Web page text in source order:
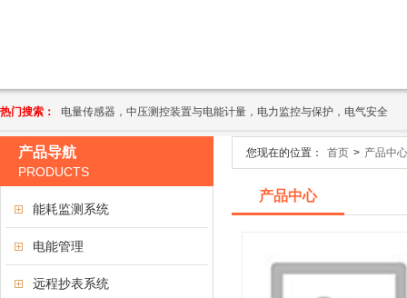
热门搜索： 电量传感器，中压测控装置与电能计量，电力监控与保护，电气安全
产品导航
PRODUCTS
能耗监测系统
电能管理
远程抄表系统
您现在的位置： 首页 > 产品中心
产品中心